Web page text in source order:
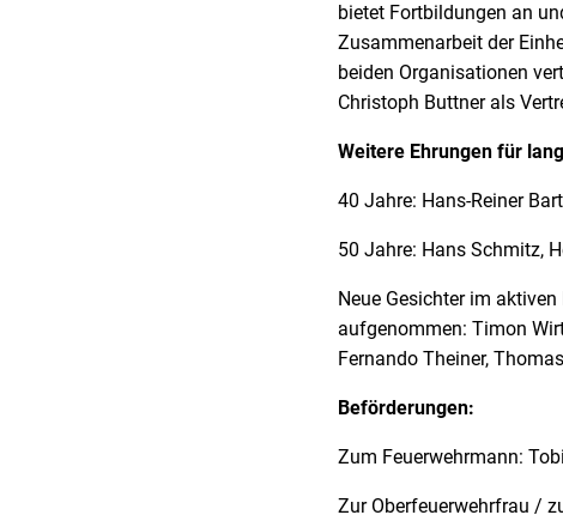
bietet Fortbildungen an
Zusammenarbeit der
beiden Organisationen
Christoph Buttner als
Weitere Ehrungen für
40 Jahre: Hans-Reiner
50 Jahre: Hans Schmitz,
Neue Gesichter im
aufgenommen: Timon
Fernando Theiner,
Beförderungen:
Zum Feuerwehrmann:
Zur Oberfeuerwehrfrau /